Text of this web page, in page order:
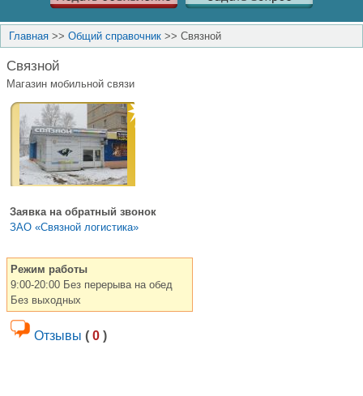
Главная >> Общий справочник >> Связной
Связной
Магазин мобильной связи
Заявка на обратный звонок
ЗАО «Связной логистика»
Режим работы
9:00-20:00 Без перерыва на обед
Без выходных
Отзывы ( 0 )